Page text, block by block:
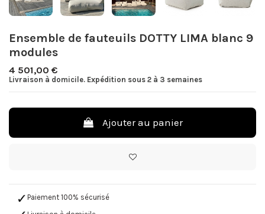
Ensemble de fauteuils DOTTY LIMA blanc 9
modules
4 501,00 €
Livraison à domicile. Expédition sous 2 à 3 semaines
Ajouter au panier
Paiement 100% sécurisé